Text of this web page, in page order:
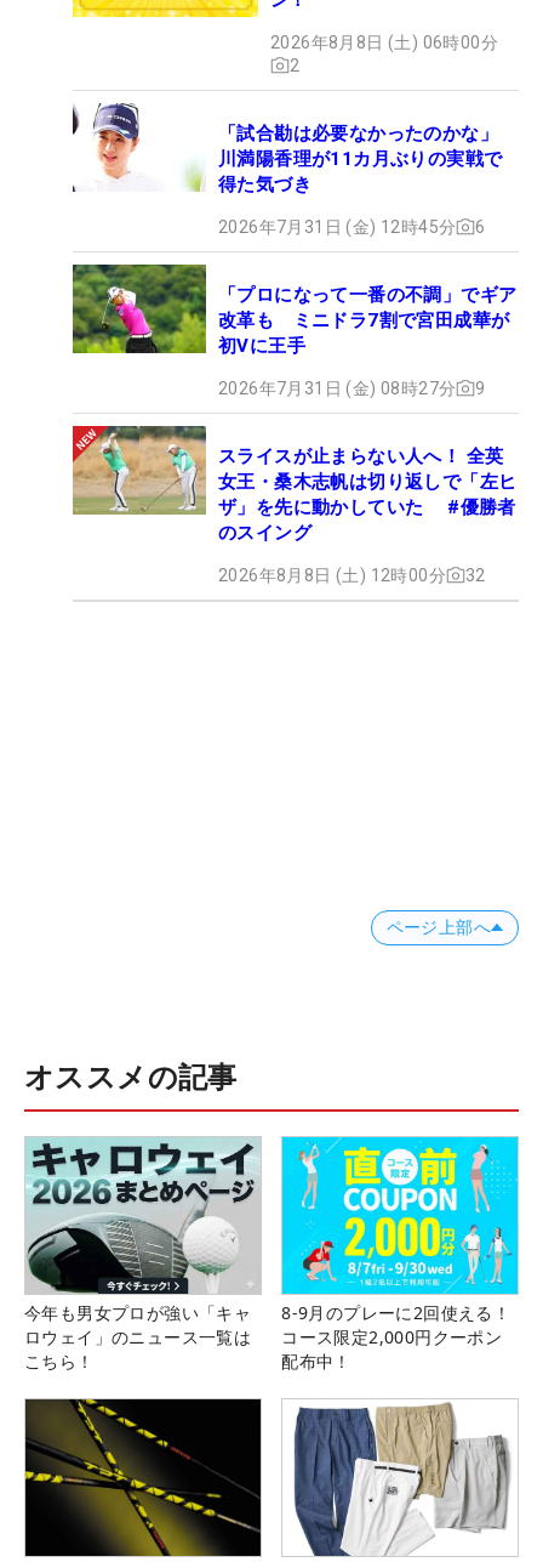
2026年8月8日 (土) 06時00分
2
「試合勘は必要なかったのかな」
川満陽香理が11カ月ぶりの実戦で
得た気づき
2026年7月31日 (金) 12時45分 6
「プロになって一番の不調」でギア
改革も ミニドラ7割で宮田成華が
初Vに王手
2026年7月31日 (金) 08時27分 9
スライスが止まらない人へ！ 全英
女王・桑木志帆は切り返しで「左ヒ
ザ」を先に動かしていた #優勝者
のスイング
2026年8月8日 (土) 12時00分 32
ページ上部へ
オススメの記事
今年も男女プロが強い「キャ
ロウェイ」のニュース一覧は
こちら！
8-9月のプレーに2回使える！
コース限定2,000円クーポン
配布中！